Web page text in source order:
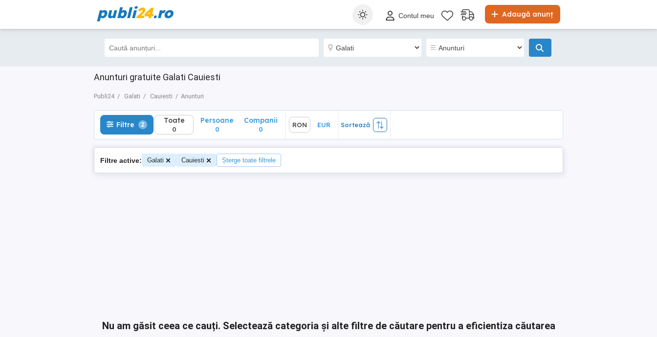
publi24.ro Adaugă anunț
Contul meu
Anunturi gratuite Galati Cauiesti
Publi24 Galati Cauiesti Anunturi
Filtre 2 Toate
0
Sortează
Filtre 2 Toate
0
Persoane
0
Companii
0
RON EUR Sortează
Filtre active: Galati Cauiesti Șterge toate filtrele
Nu am găsit ceea ce cauți. Selectează categoria și alte filtre de căutare pentru a eficientiza căutarea